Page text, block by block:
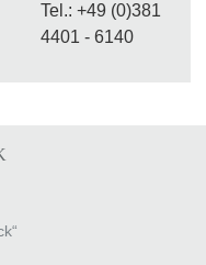
Tel.: +49 (0)381
4401 - 6140